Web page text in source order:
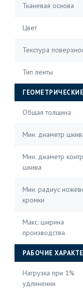
Тканевая основа
Цвет
Текстура
Тип ленты
Общая толщина
Мин. диаметр
Мин. диаметр
шкива
Мин. радиус
кромки
Макс. ширина
производства
РАБОЧИЕ
Нагрузка при 1%
удлинении